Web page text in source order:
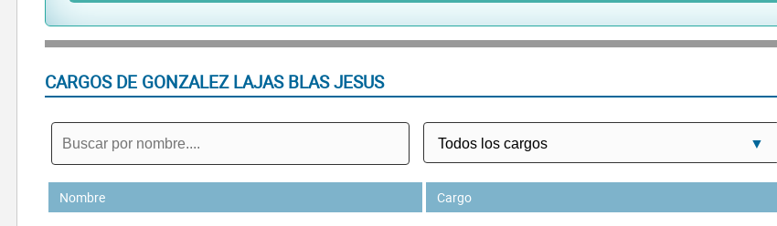
CARGOS DE GONZALEZ LAJAS BLAS JESUS
Nombre Cargo